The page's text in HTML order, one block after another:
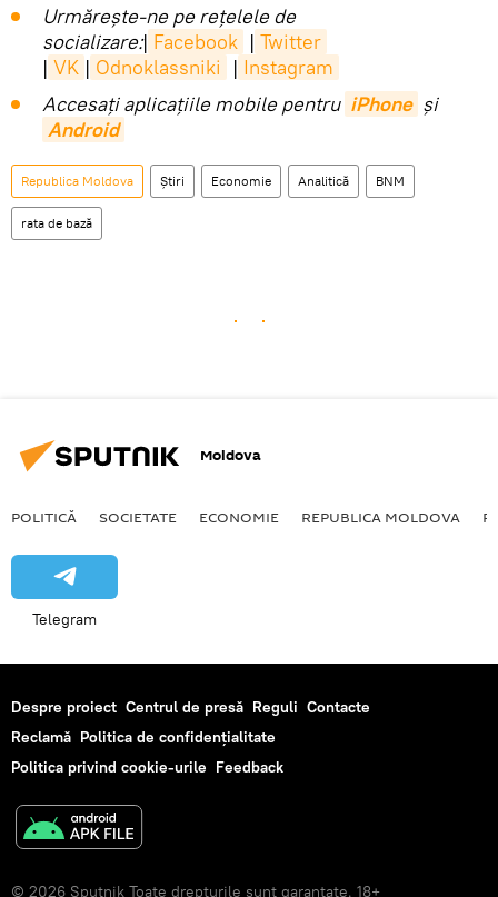
Urmărește-ne pe rețelele de
socializare:| Facebook | Twitter
| VK | Odnoklassniki | Instagram
Accesaţi aplicaţiile mobile pentru iPhone și
Android
Republica Moldova Știri Economie Analitică BNM
rata de bază
Moldova
POLITICĂ SOCIETATE ECONOMIE REPUBLICA MOLDOVA
Telegram
Despre proiect Centrul de presă Reguli Contacte
Reclamă Politica de confidențialitate
Politica privind cookie-urile Feedback
© 2026 Sputnik Toate drepturile sunt garantate. 18+